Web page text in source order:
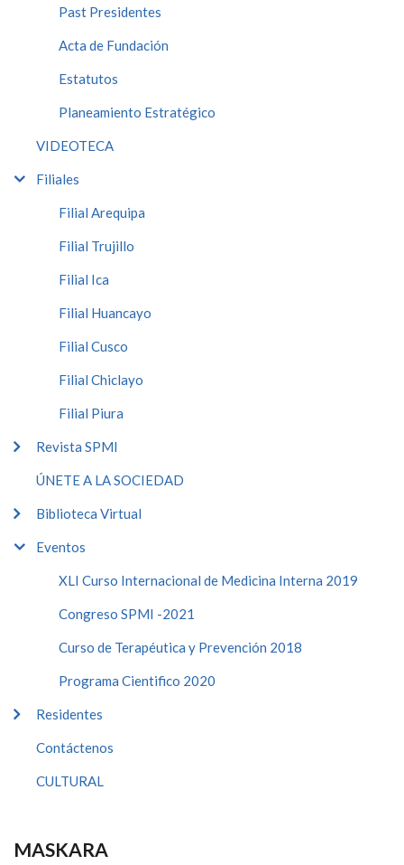
Past Presidentes
Acta de Fundación
Estatutos
Planeamiento Estratégico
VIDEOTECA
Filiales
Filial Arequipa
Filial Trujillo
Filial Ica
Filial Huancayo
Filial Cusco
Filial Chiclayo
Filial Piura
Revista SPMI
ÚNETE A LA SOCIEDAD
Biblioteca Virtual
Eventos
XLI Curso Internacional de Medicina Interna 2019
Congreso SPMI -2021
Curso de Terapéutica y Prevención 2018
Programa Cientifico 2020
Residentes
Contáctenos
CULTURAL
MASKARA